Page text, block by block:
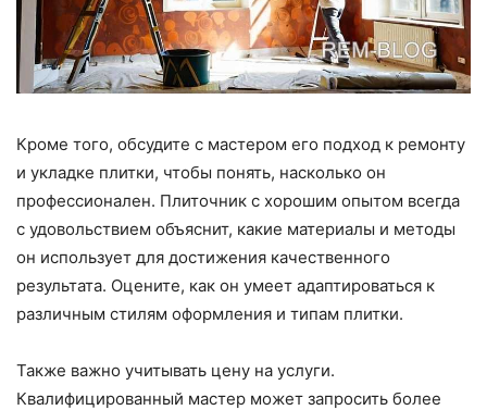
Кроме того, обсудите с мастером его подход к ремонту
и укладке плитки, чтобы понять, насколько он
профессионален. Плиточник с хорошим опытом всегда
с удовольствием объяснит, какие материалы и методы
он использует для достижения качественного
результата. Оцените, как он умеет адаптироваться к
различным стилям оформления и типам плитки.
Также важно учитывать цену на услуги.
Квалифицированный мастер может запросить более